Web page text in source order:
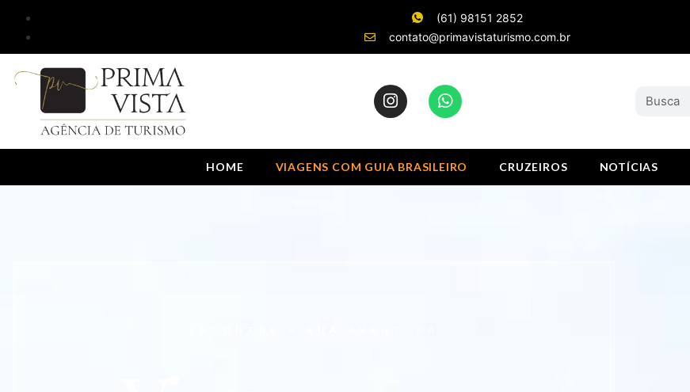
(61) 98151 2852
contato@primavistaturismo.com.br
HOME VIAGENS COM GUIA BRASILEIRO CRUZEIROS NOTÍCIAS